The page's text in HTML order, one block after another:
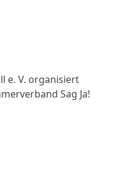
e. V. organisiert
Sag Ja!